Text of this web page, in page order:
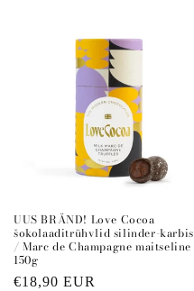
UUS BRÄND! Love Cocoa
šokolaaditrühvlid silinder-karbis
/ Marc de Champagne maitseline
150g
Regular
€18,90 EUR